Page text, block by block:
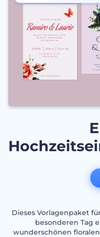
Dieses Vorlagenpaket
besonderen Tag
wunderschönen